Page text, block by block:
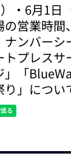
）・6月1日
の営業時間
ンバーシ
トプレス
「
り」につい